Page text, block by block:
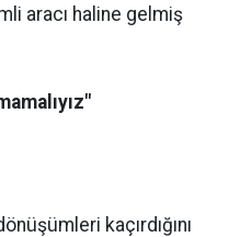
aracı haline gelmiş
kaçırdığını